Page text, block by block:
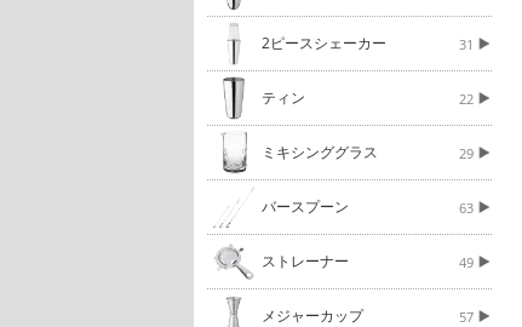
2ピースシェーカー 31
ティン 22
ミキシンググラス 29
バースプーン 63
ストレーナー 49
メジャーカップ 57